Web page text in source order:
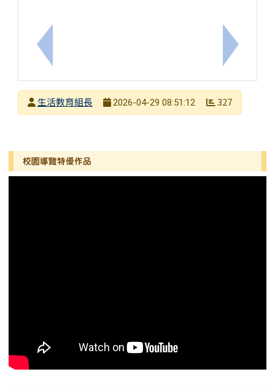
上一筆：教育部製作之「網路詐騙面面觀」數位學
下一筆：
發布者
生活教育組長
2026-04-29 08:51:12 327
左邊區域內容
校園導覽特優作品